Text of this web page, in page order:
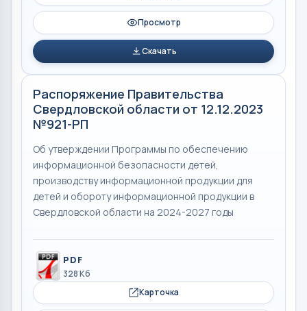
Просмотр
Скачать
Распоряжение Правительства
Свердловской области от 12.12.2023
№921-РП
Об утверждении Программы по обеспечению
информационной безопасности детей,
производству информационной продукции для
детей и обороту информационной продукции в
Свердловской области на 2024-2027 годы
PDF
328 Кб
Карточка